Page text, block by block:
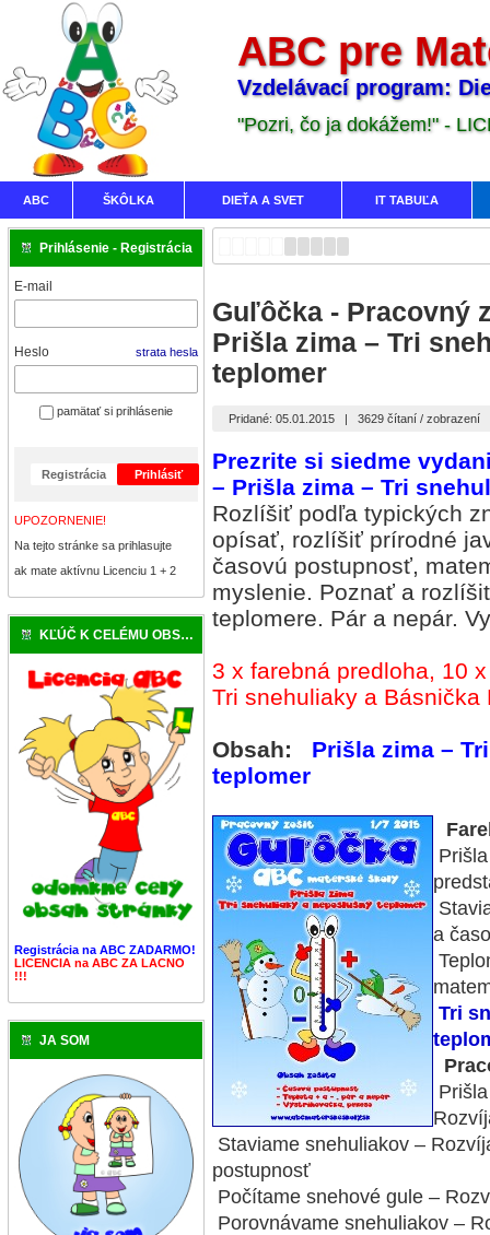
ABC pre
Vzdelávací program:
"Pozri, čo ja dokážem!" -
ABC ŠKÔLKA DIEŤA A SVET IT TABUĽA
Prihlásenie - Registrácia
E-mail
Heslo strata hesla
pamätať si prihlásenie
Registrácia Prihlásiť
UPOZORNENIE!
Na tejto stránke sa prihlasujte
ak mate aktívnu Licenciu 1 + 2
KĽÚČ K CELÉMU OBSAHU
Registrácia na ABC ZADARMO!
LICENCIA na ABC ZA LACNO
!!!
JA SOM
Guľôčka - Pracovný
Prišla zima – Tri
teplomer
Pridané: 05.01.2015 |3629 čítaní / zobrazení
Prezrite si siedme
– Prišla zima – Tri
Rozlíšiť podľa typických
opísať, rozlíšiť prírodné
časovú postupnosť,
myslenie. Poznať a
teplomere. Pár a nepár.
3 x farebná predloha, 10
Tri snehuliaky a
Obsah: Prišla zima –
teplomer
a
Tri
Staviame snehuliakov –
postupnosť
Počítame snehové gule –
Porovnávame snehuliakov –